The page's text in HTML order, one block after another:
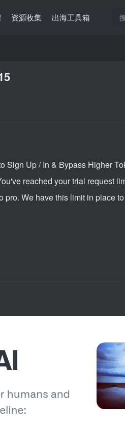
资源收集 出海工具箱
Sign Up / In & Bypass Higher
reached your trial request
We have this limit in place